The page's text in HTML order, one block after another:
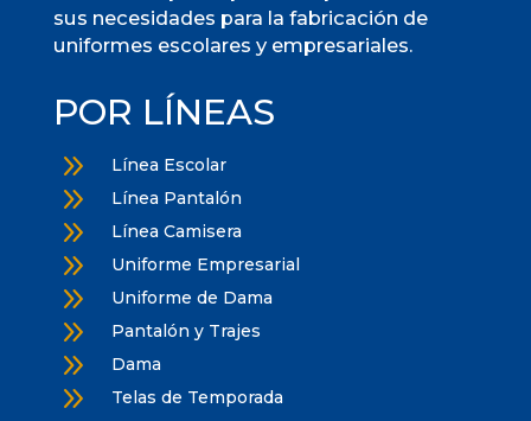
sus necesidades para la fabricación de
uniformes escolares y empresariales.
POR LÍNEAS
9 Línea Escolar
9 Línea Pantalón
9 Línea Camisera
9 Uniforme Empresarial
9 Uniforme de Dama
9 Pantalón y Trajes
9 Dama
9 Telas de Temporada